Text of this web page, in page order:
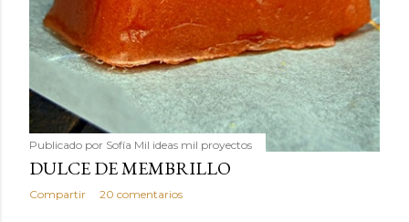
Publicado por Sofía Mil ideas mil proyectos
DULCE DE MEMBRILLO
Compartir 20 comentarios